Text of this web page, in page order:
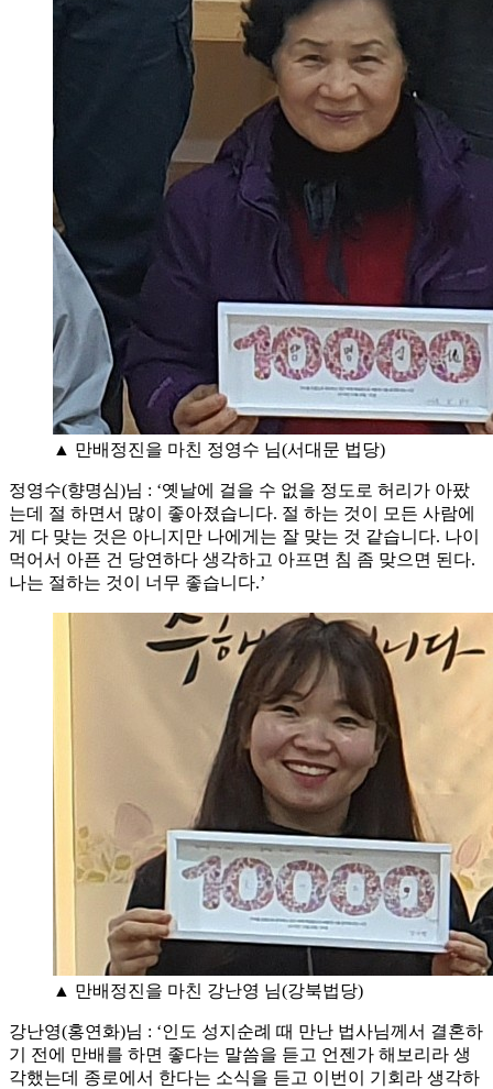
▲ 만배정진을 마친 정영수 님(서대문 법당)
정영수(향명심)님 : ‘옛날에 걸을 수 없을 정도로 허리가 아팠
는데 절 하면서 많이 좋아졌습니다. 절 하는 것이 모든 사람에
게 다 맞는 것은 아니지만 나에게는 잘 맞는 것 같습니다. 나이
먹어서 아픈 건 당연하다 생각하고 아프면 침 좀 맞으면 된다.
나는 절하는 것이 너무 좋습니다.’
▲ 만배정진을 마친 강난영 님(강북법당)
강난영(홍연화)님 : ‘인도 성지순례 때 만난 법사님께서 결혼하
기 전에 만배를 하면 좋다는 말씀을 듣고 언젠가 해보리라 생
각했는데 종로에서 한다는 소식을 듣고 이번이 기회라 생각하